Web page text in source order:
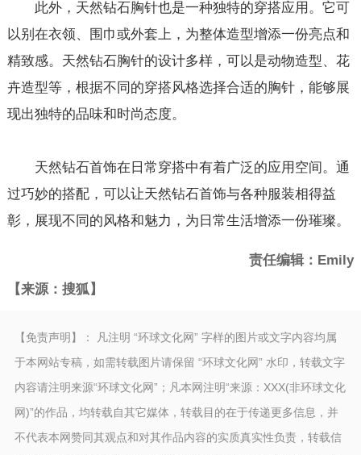
此外，天然钻石胸针也是一种独特的穿搭应用。它可
以别在衣领、围巾或外套上，为整体造型增添一份亮点和
精致感。天然钻石胸针的设计多样，可以是动物造型、花
卉造型等，根据不同的穿搭风格选择合适的胸针，能够展
现出独特的品味和时尚态度。
天然钻石首饰在日常穿搭中有着广泛的应用空间。通
过巧妙的搭配，可以让天然钻石首饰与各种服装相得益
彰，展现不同的风格和魅力，为日常生活增添一份璀璨。
责任编辑：Emily
【来源：搜狐】
【免责声明】： 凡注明 “环球文化网” 字样的图片或文字内容均属
于本网站专稿，如需转载图片请保留 “环球文化网” 水印，转载文字
内容请注明来源“环球文化网”；凡本网注明“来源：XXX(非环球文化
网)”的作品，均转载自其它媒体，转载目的在于传递更多信息，并
不代表本网赞同其观点和对其作品内容的实质真实性负责，转载信